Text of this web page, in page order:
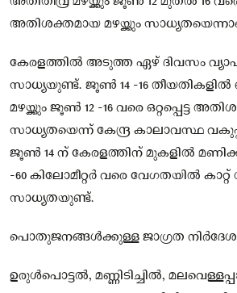
അതിശക്തമായ മഴയ്ക്കും
കേരളത്തിൽ അടുത്ത ഏഴ് ദിവസം
സാധ്യയുണ്ട്. ജൂൺ 14 -16 തീയതികളിൽ
മഴയ്ക്കും ജൂൺ 12 -16 വരെ ഒറ്റപ്പെട്ട
സാധ്യതയെന്ന് കേന്ദ്ര കാലാവസ്ഥ
ജൂൺ 14 ന് കേരളത്തിന് മുകളിൽ
-60 കിലോമീറ്റർ വരെ വേഗതയിൽ
സാധ്യതയുണ്ട്.
പൊതുജനങ്ങള്‍ക്കുള്ള ജാഗ്രത
ഉരുള്‍പൊട്ടല്‍, മണ്ണിടിച്ചില്‍,